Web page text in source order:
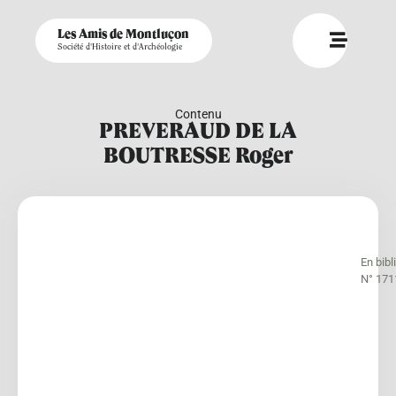
Les Amis de Montluçon
Société d'Histoire et d'Archéologie
Contenu
PREVERAUD DE LA
BOUTRESSE Roger
En
N°